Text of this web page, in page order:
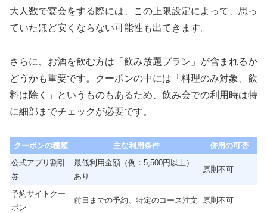
大人数で宴会をする際には、この上限設定によって、思っ
ていたほど安くならない可能性も出てきます。
さらに、お酒を飲む方は「飲み放題プラン」が含まれるか
どうかも重要です。クーポンの中には「料理のみ対象、飲
料は除く」というものもあるため、飲み会での利用時は特
に細部までチェックが必要です。
クーポンの種類 主な利用条件
併用の可否
公式アプリ割引
券
最低利用金額（例：5,500円以上）
あり
原則不可
予約サイトクー
ポン
前日までの予約、特定のコース注文 原則不可